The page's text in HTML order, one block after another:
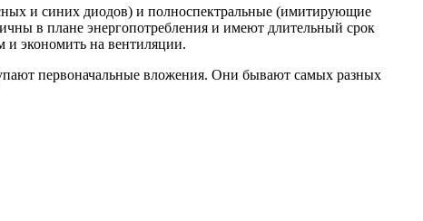
и синих диодов) и полноспектральные (имитирующие
в плане энергопотребления и имеют длительный срок
и экономить на вентиляции.
первоначальные вложения. Они бывают самых разных